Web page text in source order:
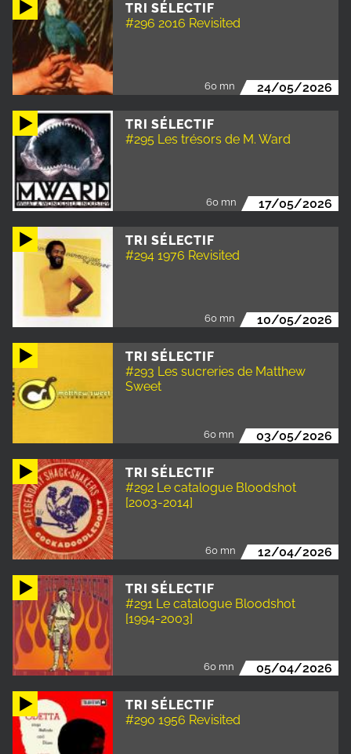
TRI SÉLECTIF
#296 2016 Revisited
60 mn 24/05/2026
TRI SÉLECTIF
#295 Les trésors de M. Ward
60 mn 17/05/2026
TRI SÉLECTIF
#294 1976 Revisited
60 mn 10/05/2026
TRI SÉLECTIF
#293 Les sucreries de Matthew
Sweet
60 mn 03/05/2026
TRI SÉLECTIF
#292 Le catalogue Bloodshot
[2003-2014]
60 mn 12/04/2026
TRI SÉLECTIF
#291 Le catalogue Bloodshot
[1994-2003]
60 mn 05/04/2026
TRI SÉLECTIF
#290 1956 Revisited